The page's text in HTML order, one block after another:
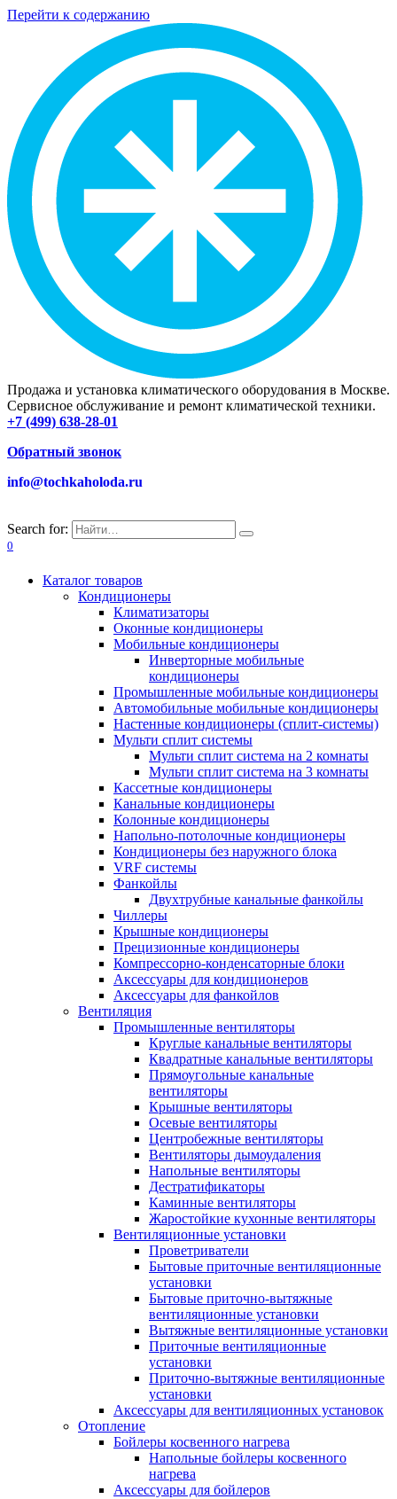
Перейти к содержанию
Продажа и установка климатического оборудования в Москве.
Сервисное обслуживание и ремонт климатической техники.
+7 (499) 638-28-01
Обратный звонок
info@tochkaholoda.ru
Search for:
0
Каталог товаров
Кондиционеры
Климатизаторы
Оконные кондиционеры
Мобильные кондиционеры
Инверторные мобильные
кондиционеры
Промышленные мобильные кондиционеры
Автомобильные мобильные кондиционеры
Настенные кондиционеры (сплит-системы)
Мульти сплит системы
Мульти сплит система на 2 комнаты
Мульти сплит система на 3 комнаты
Кассетные кондиционеры
Канальные кондиционеры
Колонные кондиционеры
Напольно-потолочные кондиционеры
Кондиционеры без наружного блока
VRF системы
Фанкойлы
Двухтрубные канальные фанкойлы
Чиллеры
Крышные кондиционеры
Прецизионные кондиционеры
Компрессорно-конденсаторные блоки
Аксессуары для кондиционеров
Аксессуары для фанкойлов
Вентиляция
Промышленные вентиляторы
Круглые канальные вентиляторы
Квадратные канальные вентиляторы
Прямоугольные канальные
вентиляторы
Крышные вентиляторы
Осевые вентиляторы
Центробежные вентиляторы
Вентиляторы дымоудаления
Напольные вентиляторы
Дестратификаторы
Каминные вентиляторы
Жаростойкие кухонные вентиляторы
Вентиляционные установки
Проветриватели
Бытовые приточные вентиляционные
установки
Бытовые приточно-вытяжные
вентиляционные установки
Вытяжные вентиляционные установки
Приточные вентиляционные
установки
Приточно-вытяжные вентиляционные
установки
Аксессуары для вентиляционных установок
Отопление
Бойлеры косвенного нагрева
Напольные бойлеры косвенного
нагрева
Аксессуары для бойлеров